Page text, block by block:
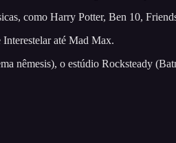
como Harry Potter, Ben 10,
Interestelar até Mad Max.
nêmesis), o estúdio Rocksteady